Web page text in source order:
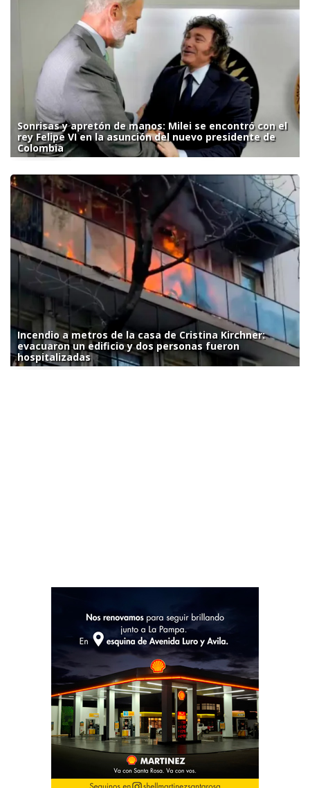
Sonrisas y apretón de manos: Milei se encontró con el
rey Felipe VI en la asunción del nuevo presidente de
Colombia
Incendio a metros de la casa de Cristina Kirchner:
evacuaron un edificio y dos personas fueron
hospitalizadas